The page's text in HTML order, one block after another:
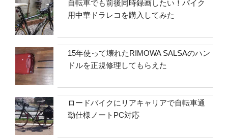
自転車でも前後同時録画したい！バイク
用中華ドラレコを購入してみた
15年使って壊れたRIMOWA SALSAのハン
ドルを正規修理してもらえた
ロードバイクにリアキャリアで自転車通
勤仕様ノートPC対応